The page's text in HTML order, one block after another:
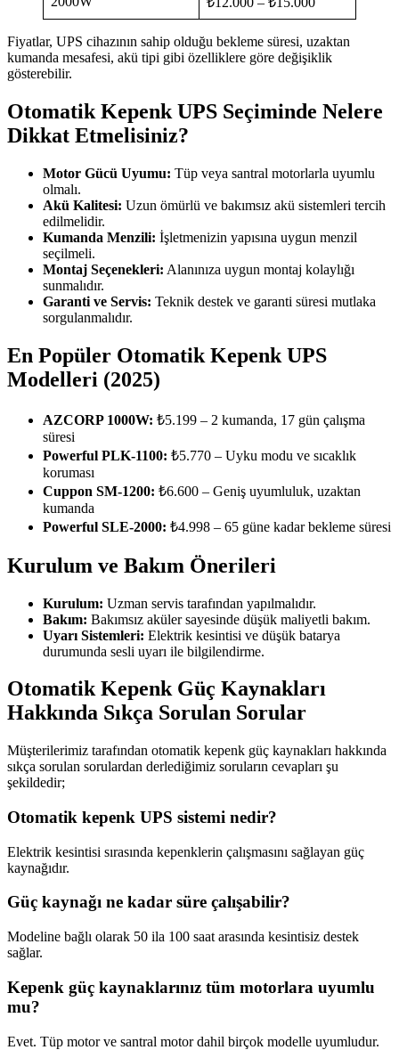
Fiyatlar, UPS cihazının sahip olduğu bekleme süresi, uzaktan
kumanda mesafesi, akü tipi gibi özelliklere göre değişiklik
gösterebilir.
Otomatik Kepenk UPS Seçiminde Nelere
Dikkat Etmelisiniz?
Motor Gücü Uyumu: Tüp veya santral motorlarla uyumlu
olmalı.
Akü Kalitesi: Uzun ömürlü ve bakımsız akü sistemleri tercih
edilmelidir.
Kumanda Menzili: İşletmenizin yapısına uygun menzil
seçilmeli.
Montaj Seçenekleri: Alanınıza uygun montaj kolaylığı
sunmalıdır.
Garanti ve Servis: Teknik destek ve garanti süresi mutlaka
sorgulanmalıdır.
En Popüler Otomatik Kepenk UPS
Modelleri (2025)
AZCORP 1000W: ₺5.199 – 2 kumanda, 17 gün çalışma
süresi
Powerful PLK-1100: ₺5.770 – Uyku modu ve sıcaklık
koruması
Cuppon SM-1200: ₺6.600 – Geniş uyumluluk, uzaktan
kumanda
Powerful SLE-2000: ₺4.998 – 65 güne kadar bekleme süresi
Kurulum ve Bakım Önerileri
Kurulum: Uzman servis tarafından yapılmalıdır.
Bakım: Bakımsız aküler sayesinde düşük maliyetli bakım.
Uyarı Sistemleri: Elektrik kesintisi ve düşük batarya
durumunda sesli uyarı ile bilgilendirme.
Otomatik Kepenk Güç Kaynakları
Hakkında Sıkça Sorulan Sorular
Müşterilerimiz tarafından otomatik kepenk güç kaynakları hakkında
sıkça sorulan sorulardan derlediğimiz soruların cevapları şu
şekildedir;
Otomatik kepenk UPS sistemi nedir?
Elektrik kesintisi sırasında kepenklerin çalışmasını sağlayan güç
kaynağıdır.
Güç kaynağı ne kadar süre çalışabilir?
Modeline bağlı olarak 50 ila 100 saat arasında kesintisiz destek
sağlar.
Kepenk güç kaynaklarınız tüm motorlara uyumlu
mu?
Evet. Tüp motor ve santral motor dahil birçok modelle uyumludur.